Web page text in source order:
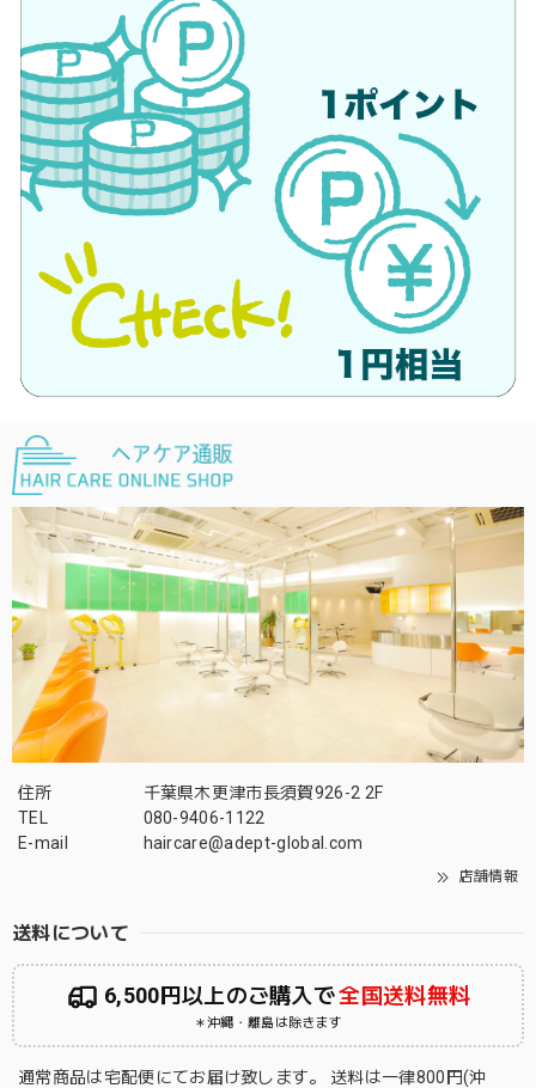
住所
千葉県木更津市長須賀926-2 2F
TEL
080-9406-1122
E-mail
haircare@adept-global.com
店舗情報
送料について
6,500円以上のご購入で全国送料無料
＊沖縄・離島は除きます
通常商品は宅配便にてお届け致します。 送料は一律800円(沖